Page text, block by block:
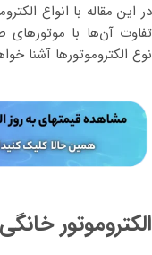
در این مقاله با انواع
تفاوت آن‌ها با
نوع الکتروموتورها آشنا
الکتروموتور